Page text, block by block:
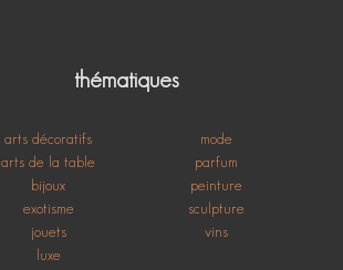
thématiques
arts décoratifs
arts de la table
bijoux
exotisme
jouets
luxe
mode
parfum
peinture
sculpture
vins